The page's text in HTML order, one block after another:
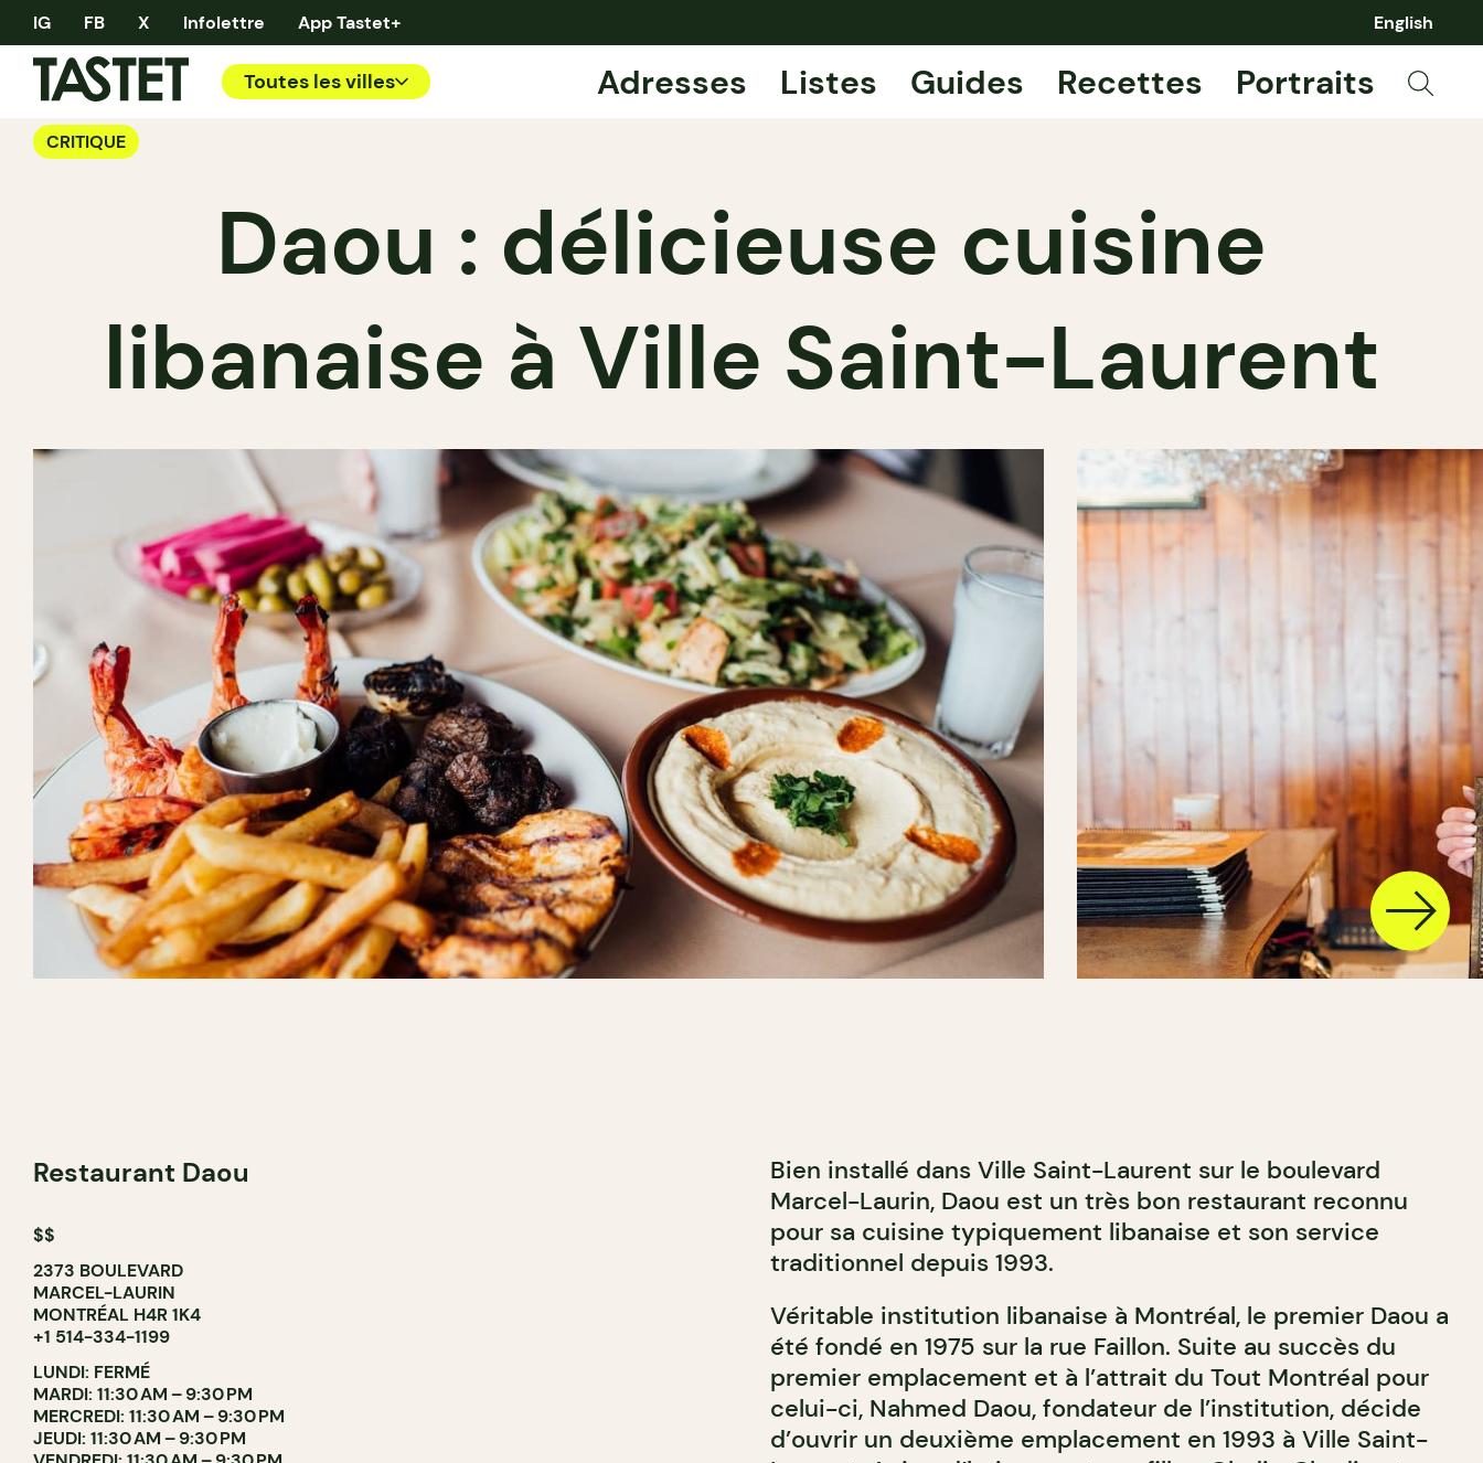
IG FB X Infolettre App Tastet+ English
Toutes les villes Adresses Listes Guides Recettes Portraits
CRITIQUE
Daou : délicieuse cuisine
libanaise à Ville Saint-Laurent
Restaurant Daou
$$
2373 BOULEVARD
MARCEL-LAURIN
MONTRÉAL H4R 1K4
+1 514-334-1199
LUNDI: FERMÉ
MARDI: 11:30 AM – 9:30 PM
MERCREDI: 11:30 AM – 9:30 PM
JEUDI: 11:30 AM – 9:30 PM
Bien installé dans Ville Saint-Laurent sur le boulevard
Marcel-Laurin, Daou est un très bon restaurant reconnu
pour sa cuisine typiquement libanaise et son service
traditionnel depuis 1993.
Véritable institution libanaise à Montréal, le premier Daou a
été fondé en 1975 sur la rue Faillon. Suite au succès du
premier emplacement et à l’attrait du Tout Montréal pour
celui-ci, Nahmed Daou, fondateur de l’institution, décide
d’ouvrir un deuxième emplacement en 1993 à Ville Saint-